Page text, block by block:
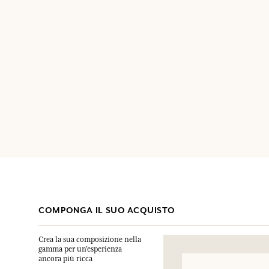
COMPONGA IL SUO ACQUISTO
Crea la sua composizione nella
gamma per un’esperienza
ancora più ricca